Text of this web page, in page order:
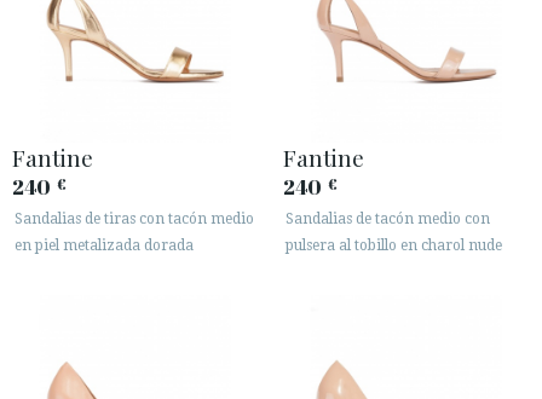
Fantine
240 €
Sandalias de tiras con tacón medio
en piel metalizada dorada
Fantine
240 €
Sandalias de tacón medio con
pulsera al tobillo en charol nude